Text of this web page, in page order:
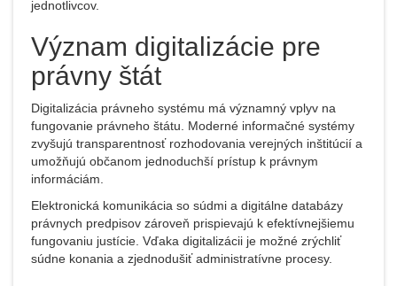
jednotlivcov.
Význam digitalizácie pre
právny štát
Digitalizácia právneho systému má významný vplyv na
fungovanie právneho štátu. Moderné informačné systémy
zvyšujú transparentnosť rozhodovania verejných inštitúcií a
umožňujú občanom jednoduchší prístup k právnym
informáciám.
Elektronická komunikácia so súdmi a digitálne databázy
právnych predpisov zároveň prispievajú k efektívnejšiemu
fungovaniu justície. Vďaka digitalizácii je možné zrýchliť
súdne konania a zjednodušiť administratívne procesy.